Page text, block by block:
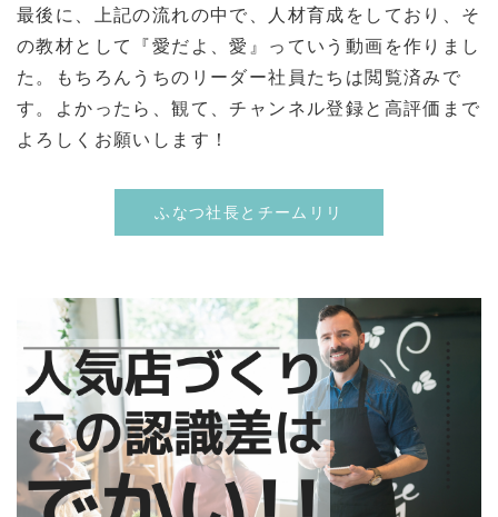
最後に、上記の流れの中で、人材育成をしており、そ
の教材として『愛だよ、愛』っていう動画を作りまし
た。もちろんうちのリーダー社員たちは閲覧済みで
す。よかったら、観て、チャンネル登録と高評価まで
よろしくお願いします！
ふなつ社長とチームリリ